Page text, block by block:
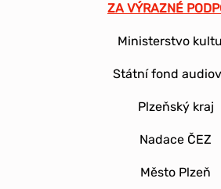
ZA VÝRAZNÉ
Ministerstvo
Státní fond
Plzeňský kraj
Nadace ČEZ
Město Plzeň